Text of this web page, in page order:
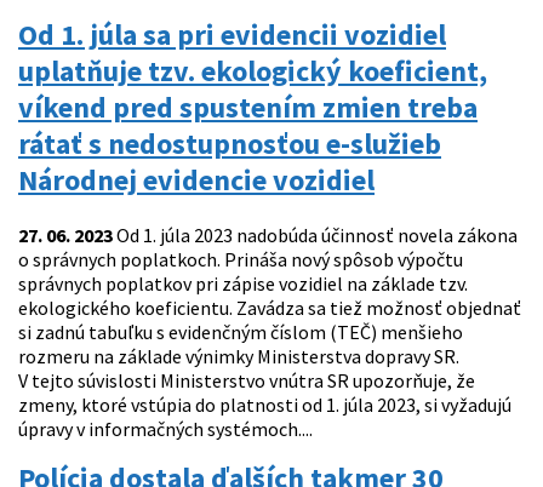
Od 1. júla sa pri evidencii vozidiel
uplatňuje tzv. ekologický koeficient,
víkend pred spustením zmien treba
rátať s nedostupnosťou e-služieb
Národnej evidencie vozidiel
27. 06. 2023Od 1. júla 2023 nadobúda účinnosť novela zákona
o správnych poplatkoch. Prináša nový spôsob výpočtu
správnych poplatkov pri zápise vozidiel na základe tzv.
ekologického koeficientu. Zavádza sa tiež možnosť objednať
si zadnú tabuľku s evidenčným číslom (TEČ) menšieho
rozmeru na základe výnimky Ministerstva dopravy SR.
V tejto súvislosti Ministerstvo vnútra SR upozorňuje, že
zmeny, ktoré vstúpia do platnosti od 1. júla 2023, si vyžadujú
úpravy v informačných systémoch....
Polícia dostala ďalších takmer 30